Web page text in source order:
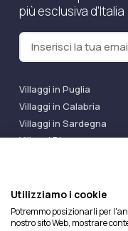
più esclusiva d'Italia
Villaggi in Puglia
Villaggi in Calabria
Villaggi in Sardegna
Villaggi Bluserena
Ilmiovillaggio è un
Licenza Agenzia Viaggi
Utilizziamo i cookie
Potremmo posizionarli per
nostro sito Web, mostrare